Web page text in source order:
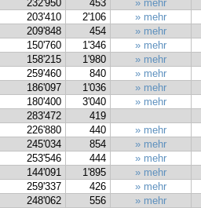
232'950 453 » mehr
203'410 2'106 » mehr
209'848 454 » mehr
150'760 1'346 » mehr
158'215 1'980 » mehr
259'460 840 » mehr
186'097 1'036 » mehr
180'400 3'040 » mehr
283'472 419
226'880 440 » mehr
245'034 854 » mehr
253'546 444 » mehr
144'091 1'895 » mehr
259'337 426 » mehr
248'062 556 » mehr